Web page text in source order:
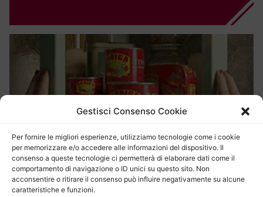
Gestisci Consenso Cookie
Per fornire le migliori esperienze, utilizziamo tecnologie come i cookie
per memorizzare e/o accedere alle informazioni del dispositivo. Il
consenso a queste tecnologie ci permetterà di elaborare dati come il
comportamento di navigazione o ID unici su questo sito. Non
acconsentire o ritirare il consenso può influire negativamente su alcune
caratteristiche e funzioni.